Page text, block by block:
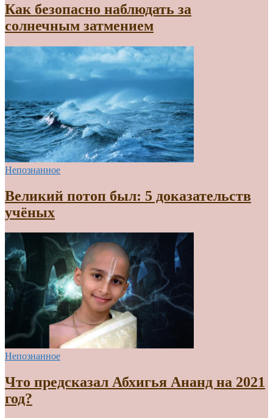
Как безопасно наблюдать за
солнечным затмением
Непознанное
Великий потоп был: 5 доказательств
учёных
Непознанное
Что предсказал Абхигья Ананд на 2021
год?